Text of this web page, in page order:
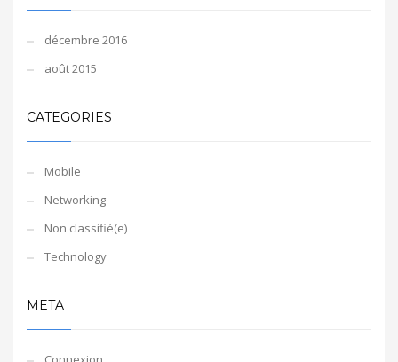
décembre 2016
août 2015
CATEGORIES
Mobile
Networking
Non classifié(e)
Technology
META